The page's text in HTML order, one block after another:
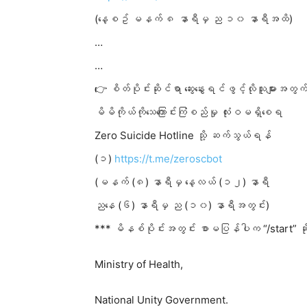
(နေ့စဥ် မနက် ၈ နာရီမှ ည ၁၀ နာရီအထိ)
…
…
👉 စိတ်ပိုင်းဆိုင်ရာ ဆွေးနွေးရင်ဖွင့်လိုသူများအတွ
မိမိကိုယ်ကိုသေကြောင်းကြံစည်မှု လုံးဝမရှိစေရ
Zero Suicide Hotline သို့ ဆက်သွယ်ရန်
(၁) https://t.me/zeroscbot
(မနက် (၈) နာရီမှ နေ့လယ် (၁၂) နာရီ
ညနေ (၆) နာရီမှ ည (၁၀) နာရီအတွင်း)
*** မိနစ်ပိုင်းအတွင်း စာမပြန်ပါက “/
Ministry of Health,
National Unity Government.